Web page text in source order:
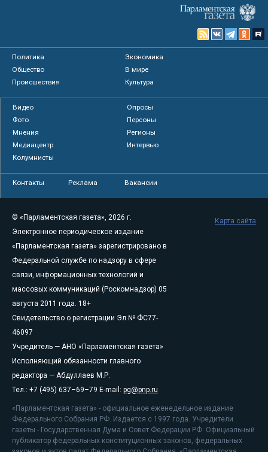
Политика
Экономика
Общество
В мире
Происшествия
Культура
Видео
Опросы
Фото
Персоны
Мнения
Регионы
Медиацентр
Интервью
Колумнисты
Контакты Реклама Вакансии
© «Парламентская газета», 2026 г.
Электронное периодическое издание
«Парламентская газета» зарегистрировано в
Федеральной службе по надзору в сфере
связи, информационных технологий и
массовых коммуникаций (Роскомнадзор) 05
августа 2011 года. 18+
Свидетельство о регистрации Эл № ФС77-
46097
Учредитель — АНО «Парламентская газета»
Исполняющий обязанности главного
редактора — Абдуллаев М.Р.
Тел.: +7 (495) 637–69–79 E-mail: pg@pnp.ru
«Парламентская газета» - официальное еженедельное издание
Федерального Собрания РФ. Издается с 1997 года. Учредители
газеты - Государственная Дума и Совет Федерации РФ. Официальный
публикатор федеральных конституционных законов, федеральных
Карта сайта